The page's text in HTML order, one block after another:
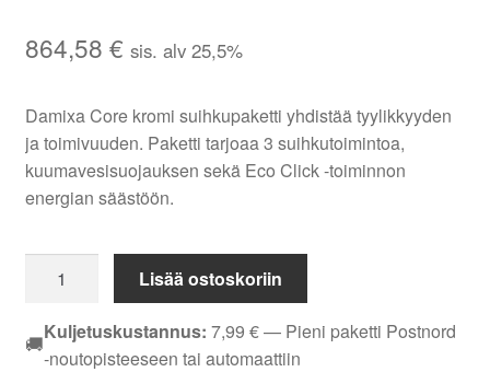
864,58 € sis. alv 25,5%
Damixa Core kromi suihkupaketti yhdistää tyylikkyyden
ja toimivuuden. Paketti tarjoaa 3 suihkutoimintoa,
kuumavesisuojauksen sekä Eco Click -toiminnon
energian säästöön.
Core
Kromi
sadesuihkupaketti,
Lisää ostoskoriin
🚚Kuljetuskustannus: 7,99 €— Pieni paketti Postnord
-noutopisteeseen tai automaattiin